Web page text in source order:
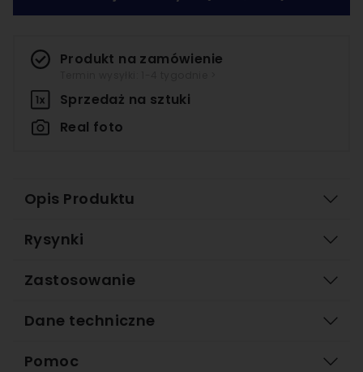
Produkt na zamówienie
Sprzedaż na sztuki
Real foto
Opis Produktu
Rysynki
Zastosowanie
Dane techniczne
Pomoc